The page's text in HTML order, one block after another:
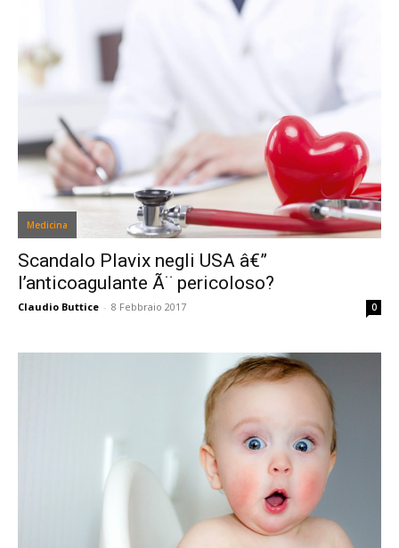
Medicina
Scandalo Plavix negli USA â€”
l’anticoagulante Ã¨ pericoloso?
Claudio Buttice - 8 Febbraio 2017 0